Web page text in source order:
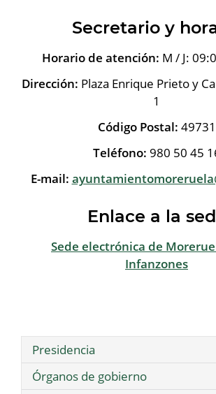
Secretario y
Horario de atención: M / J:
Dirección: Plaza Enrique Prieto y
1
Código Postal: 49731
Teléfono: 980 50 45
E-mail:
Enlace a la
Sede electrónica de
Infanzones
Presidencia
Órganos de gobierno